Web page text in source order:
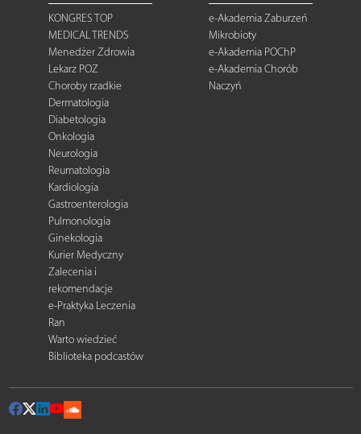
KONGRES TOP
MEDICAL TRENDS
Menedżer Zdrowia
Lekarz POZ
Choroby rzadkie
Dermatologia
Diabetologia
Onkologia
Neurologia
Reumatologia
Kardiologia
Gastroenterologia
Pulmonologia
Ginekologia
Kurier Medyczny
Zalecenia i
rekomendacje
e-Praktyka Leczenia
Ran
Warto wiedzieć
Biblioteka podcastów
e-Akademia Zaburzeń
Mikrobioty
e-Akademia POChP
e-Akademia Chorób
Naczyń